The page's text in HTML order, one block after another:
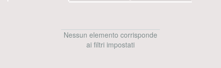
Nessun elemento corrisponde
ai filtri impostati